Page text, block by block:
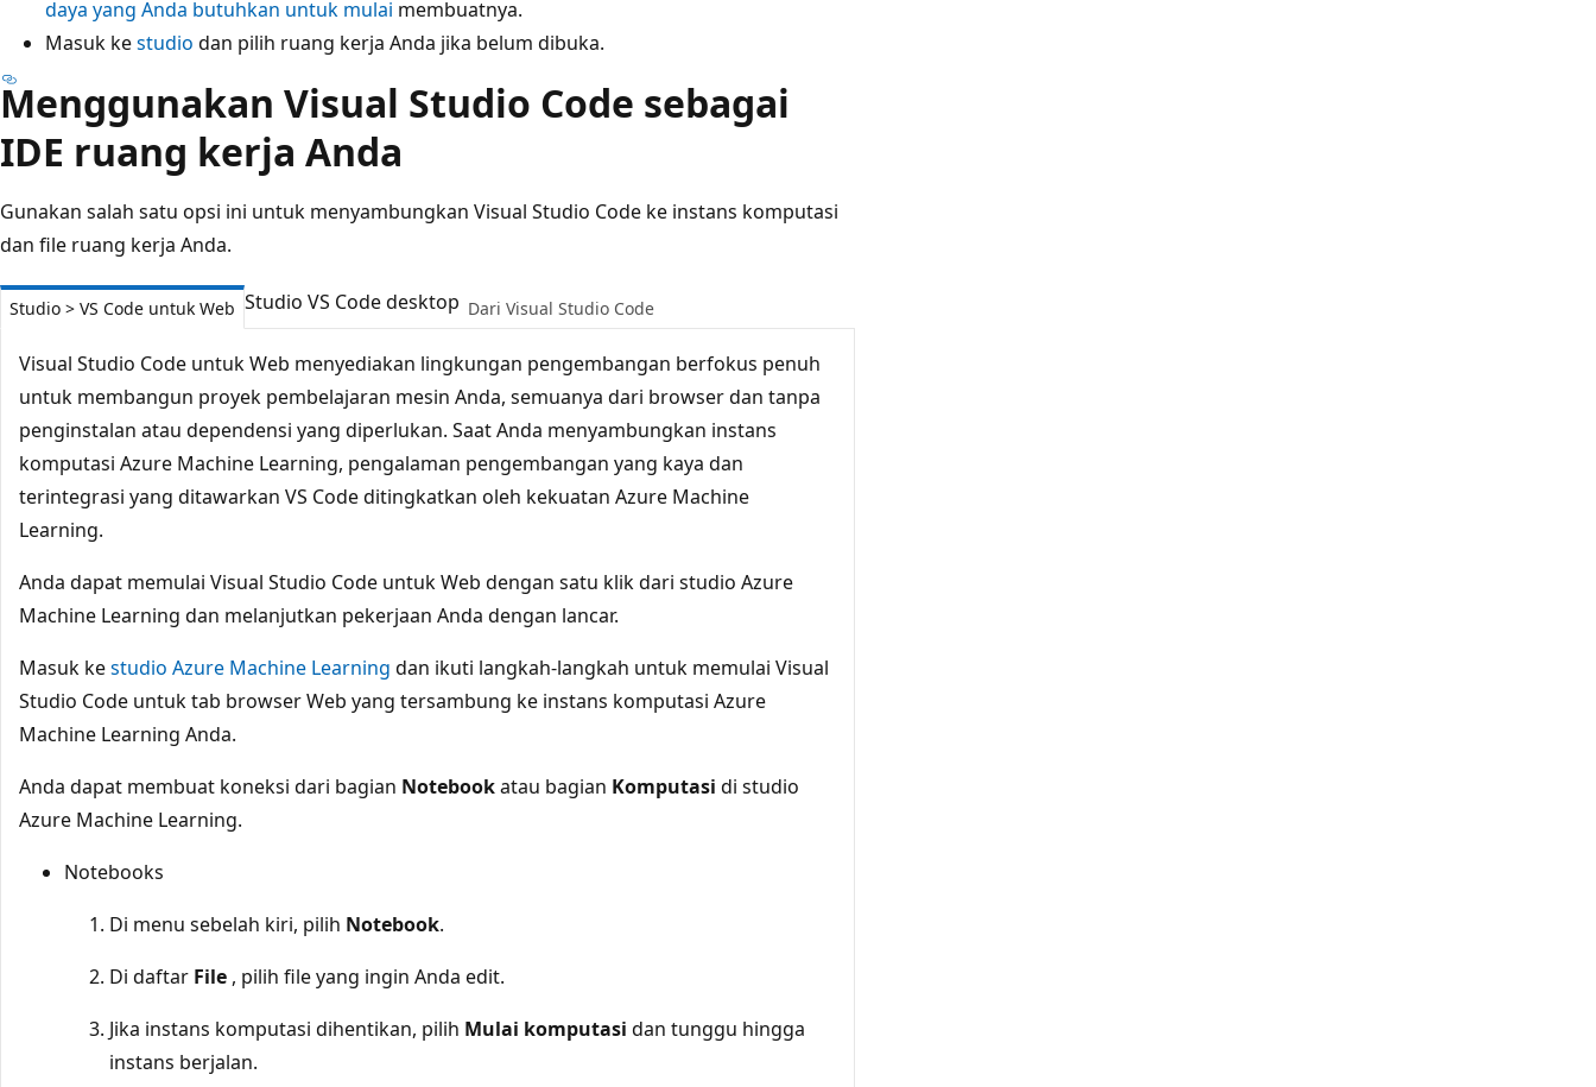
daya yang Anda butuhkan untuk mulai membuatnya.
Masuk kestudio dan pilih ruang kerja Anda jika belum dibuka.
Menggunakan Visual Studio Code sebagai
IDE ruang kerja Anda
Gunakan salah satu opsi ini untuk menyambungkan Visual Studio Code ke instans komputasi
dan file ruang kerja Anda.
Studio > VS Code untuk Web Studio VS Code desktop Dari Visual Studio Code
Visual Studio Code untuk Web menyediakan lingkungan pengembangan berfokus penuh
untuk membangun proyek pembelajaran mesin Anda, semuanya dari browser dan tanpa
penginstalan atau dependensi yang diperlukan. Saat Anda menyambungkan instans
komputasi Azure Machine Learning, pengalaman pengembangan yang kaya dan
terintegrasi yang ditawarkan VS Code ditingkatkan oleh kekuatan Azure Machine
Learning.
Anda dapat memulai Visual Studio Code untuk Web dengan satu klik dari studio Azure
Machine Learning dan melanjutkan pekerjaan Anda dengan lancar.
Masuk kestudio Azure Machine Learning dan ikuti langkah-langkah untuk memulai Visual
Studio Code untuk tab browser Web yang tersambung ke instans komputasi Azure
Machine Learning Anda.
Anda dapat membuat koneksi dari bagian Notebookatau bagian Komputasi di studio
Azure Machine Learning.
Notebooks
Di menu sebelah kiri, pilih Notebook.
Di daftar File , pilih file yang ingin Anda edit.
Jika instans komputasi dihentikan, pilih Mulai komputasi dan tunggu hingga
instans berjalan.